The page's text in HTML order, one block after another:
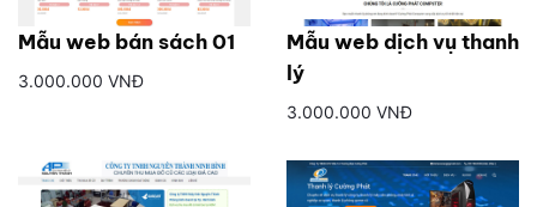
Mẫu web bán sách 01
3.000.000 VNĐ
Mẫu web dịch vụ thanh
lý
3.000.000 VNĐ